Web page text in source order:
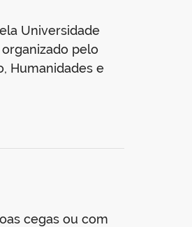
Universidade
pelo
Humanidades e
cegas ou com